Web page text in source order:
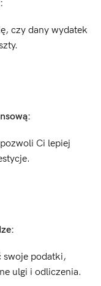
czy dany wydatek
Ci lepiej
swoje podatki,
ulgi i odliczenia.